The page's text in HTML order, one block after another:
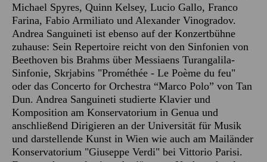
Michael Spyres, Quinn Kelsey, Lucio Gallo, Franco
Farina, Fabio Armiliato und Alexander Vinogradov.
Andrea Sanguineti ist ebenso auf der Konzertbühne
zuhause: Sein Repertoire reicht von den Sinfonien von
Beethoven bis Brahms über Messiaens Turangalila-
Sinfonie, Skrjabins "Prométhée - Le Poème du feu"
oder das Concerto for Orchestra “Marco Polo” von Tan
Dun. Andrea Sanguineti studierte Klavier und
Komposition am Konservatorium in Genua und
anschließend Dirigieren an der Universität für Musik
und darstellende Kunst in Wien wie auch am Mailänder
Konservatorium "Giuseppe Verdi" bei Vittorio Parisi.